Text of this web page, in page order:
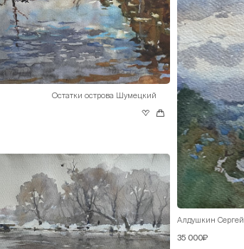
Алдушкин Сергей
35 000₽
Остатки острова Шумецкий